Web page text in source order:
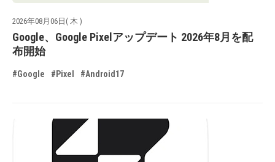
2026年08月06日( 木 )
Google、Google Pixelアップデート 2026年8月を配
布開始
#Google #Pixel #Android17